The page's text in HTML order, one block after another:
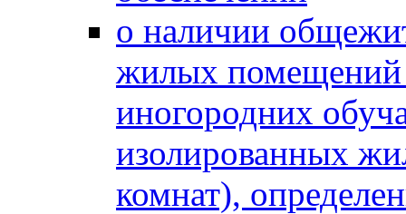
о наличии
жилых помещений
иногородних
изолированных
комнат),